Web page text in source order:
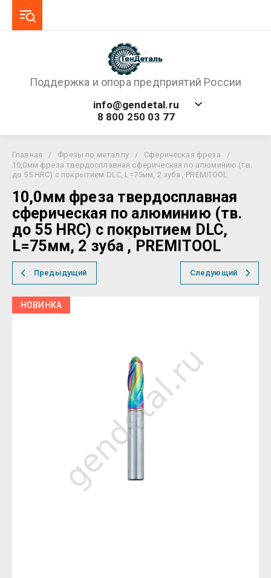
Поддержка и опора предприятий России
info@gendetal.ru
8 800 250 03 77
Главная / Фрезы по металлу / Сферическая фреза
/
10,0мм фреза твердосплавная сферическая по алюминию (тв.
до 55 HRC) с покрытием DLC, L=75мм, 2 зуба , PREMITOOL
10,0мм фреза твердосплавная
сферическая по алюминию (тв.
до 55 HRC) с покрытием DLC,
L=75мм, 2 зуба , PREMITOOL
Предыдущий Следующий
НОВИНКА